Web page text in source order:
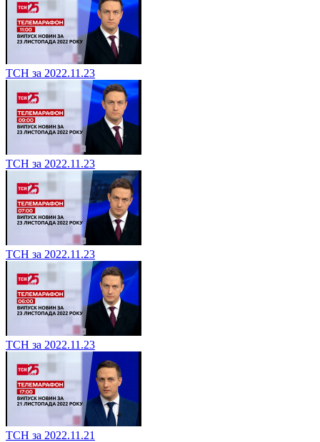
ТСН за 2022.11.23
ТСН за 2022.11.23
ТСН за 2022.11.23
ТСН за 2022.11.23
ТСН за 2022.11.21